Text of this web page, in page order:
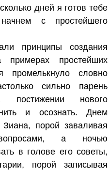
дней я готов тебе
с простейшего
принципы создания
простейших
промелькнуло словно
сильно парень
постижении нового
и осознать. Днем
порой заваливая
а ночью
в голове его советы,
порой записывая